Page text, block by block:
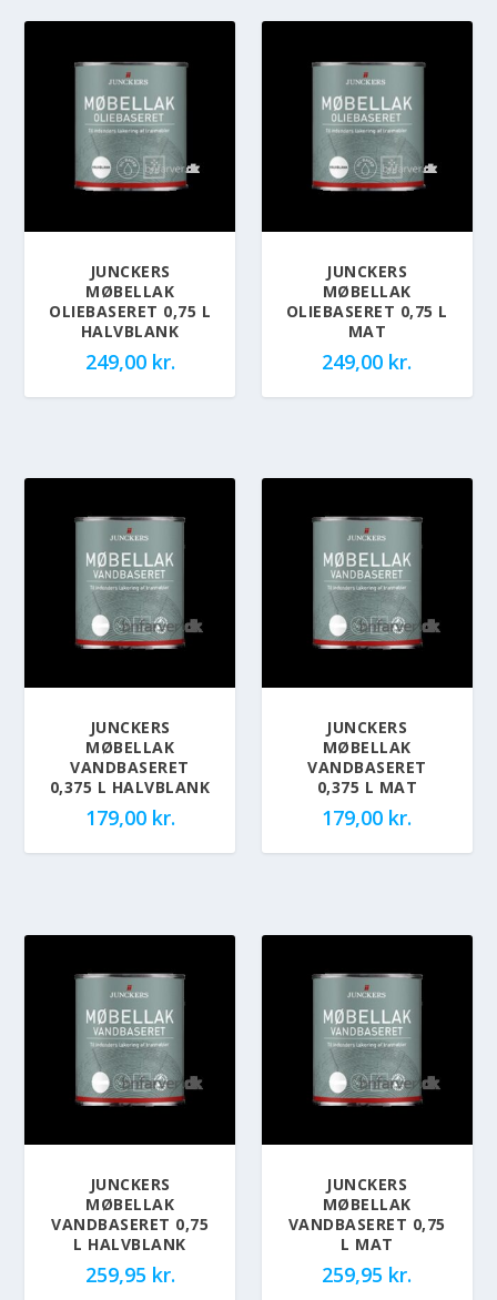
JUNCKERS
MØBELLAK
OLIEBASERET 0,75 L
HALVBLANK
249,00 kr.
JUNCKERS
MØBELLAK
OLIEBASERET 0,75 L
MAT
249,00 kr.
JUNCKERS
MØBELLAK
VANDBASERET
0,375 L HALVBLANK
179,00 kr.
JUNCKERS
MØBELLAK
VANDBASERET
0,375 L MAT
179,00 kr.
JUNCKERS
MØBELLAK
VANDBASERET 0,75
L HALVBLANK
259,95 kr.
JUNCKERS
MØBELLAK
VANDBASERET 0,75
L MAT
259,95 kr.